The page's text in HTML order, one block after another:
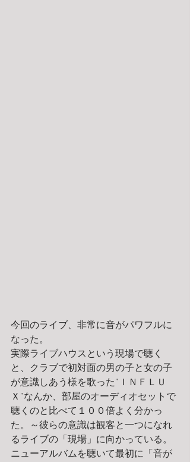
今回のライブ、非常に音がパワフルに
なった。
実際ライブハウスという現場で聴く
と、クラブで初対面の男の子と女の子
が意識しあう様を歌った”ＩＮＦＬＵ
Ｘ”なんか、部屋のオーディオセットで
聴くのと比べて１００倍よく分かっ
た。～彼らの意識は観客と一つになれ
るライブの「現場」に向かっている。
ニューアルバムを聴いて最初に「音が